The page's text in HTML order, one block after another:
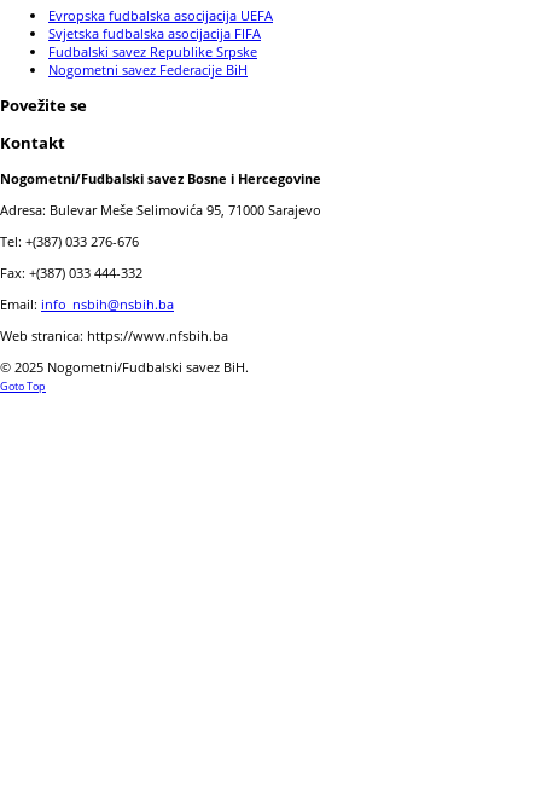
Evropska fudbalska asocijacija UEFA
Svjetska fudbalska asocijacija FIFA
Fudbalski savez Republike Srpske
Nogometni savez Federacije BiH
Povežite se
Kontakt
Nogometni/Fudbalski savez Bosne i Hercegovine
Adresa: Bulevar Meše Selimovića 95, 71000 Sarajevo
Tel: +(387) 033 276-676
Fax: +(387) 033 444-332
Email: info_nsbih@nsbih.ba
Web stranica: https://www.nfsbih.ba
© 2025 Nogometni/Fudbalski savez BiH.
Goto Top